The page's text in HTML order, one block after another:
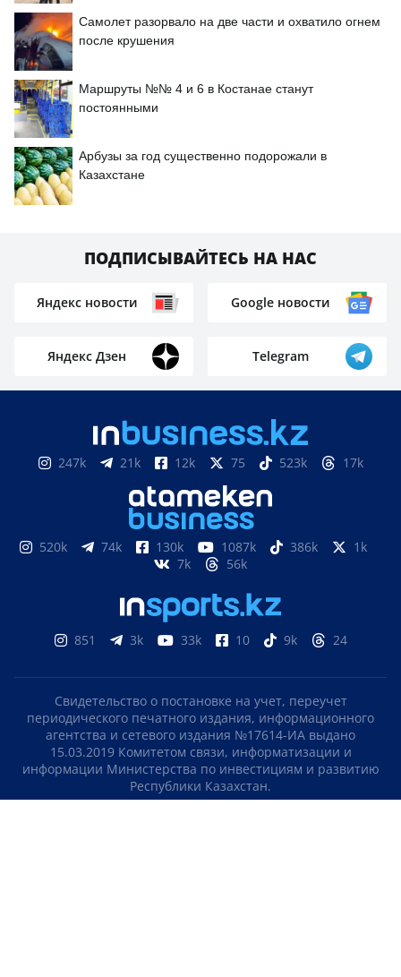
Самолет разорвало на две части и охватило огнем
после крушения
Маршруты №№ 4 и 6 в Костанае станут
постоянными
Арбузы за год существенно подорожали в
Казахстане
ПОДПИСЫВАЙТЕСЬ НА НАС
Яндекс новости Google новости
Яндекс Дзен Telegram
247k 21k 12k 75 523k 17k
520k 74k 130k 1087k 386k
1k
7k
56k
851 3k 33k 10 9k 24
Свидетельство о постановке на учет, переучет
периодического печатного издания, информационного
агентства и сетевого издания №17614-ИА выдано
15.03.2019 Комитетом связи, информатизации и
информации Министерства по инвестициям и развитию
Республики Казахстан.